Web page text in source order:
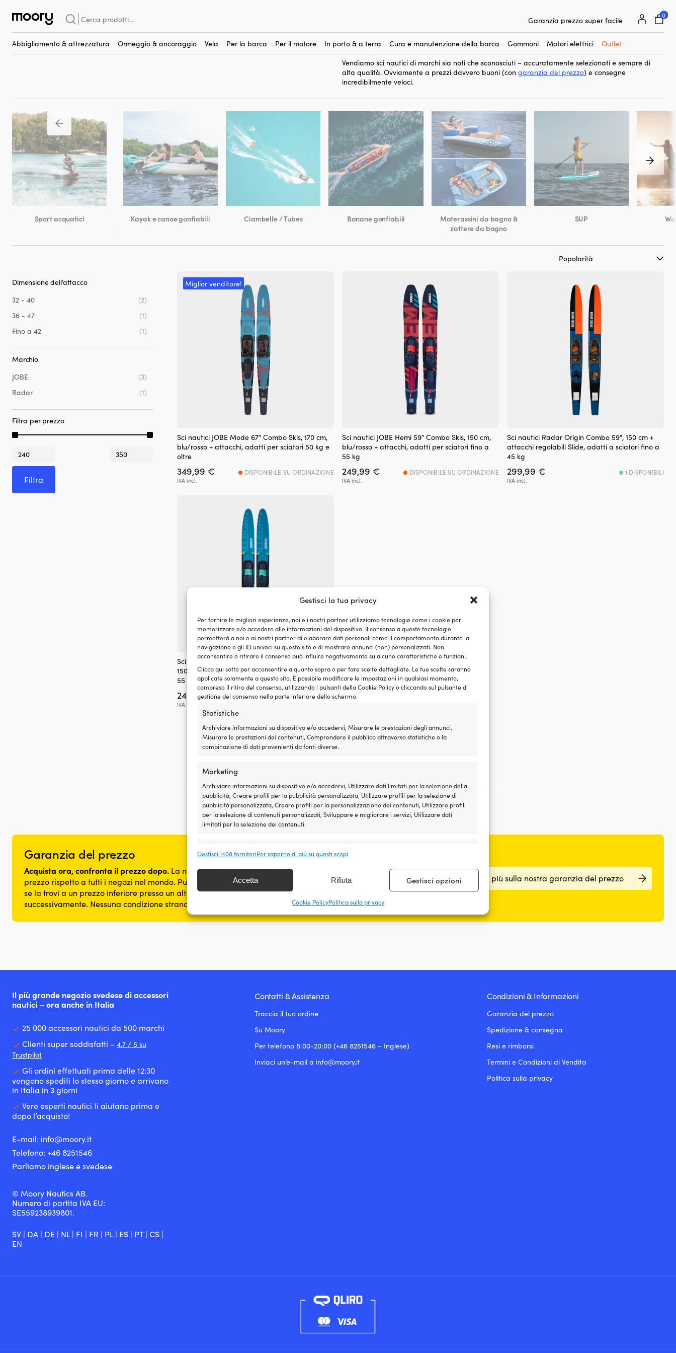
Gestisci la tua privacy
Per fornire le migliori esperienze, noi e i nostri partner utilizziamo tecnologie come i cookie per
memorizzare e/o accedere alle informazioni del dispositivo. Il consenso a queste tecnologie
permetterà a noi e ai nostri partner di elaborare dati personali come il comportamento durante la
navigazione o gli ID univoci su questo sito e di mostrare annunci (non) personalizzati. Non
acconsentire o ritirare il consenso può influire negativamente su alcune caratteristiche e funzioni.
Clicca qui sotto per acconsentire a quanto sopra o per fare scelte dettagliate. Le tue scelte saranno
applicate solamente a questo sito. È possibile modificare le impostazioni in qualsiasi momento,
compreso il ritiro del consenso, utilizzando i pulsanti della Cookie Policy o cliccando sul pulsante di
gestione del consenso nella parte inferiore dello schermo.
Statistiche
Archiviare informazioni su dispositivo e/o accedervi, Misurare le prestazioni degli annunci,
Misurare le prestazioni dei contenuti, Comprendere il pubblico attraverso statistiche o la
combinazione di dati provenienti da fonti diverse.
Marketing
Archiviare informazioni su dispositivo e/o accedervi, Utilizzare dati limitati per la selezione della
pubblicità, Creare profili per la pubblicità personalizzata, Utilizzare profili per la selezione di
pubblicità personalizzata, Creare profili per la personalizzazione dei contenuti, Utilizzare profili
per la selezione di contenuti personalizzati, Sviluppare e migliorare i servizi, Utilizzare dati
limitati per la selezione dei contenuti.
dispositivi, Identificare i dispositivi in base alle informazioni trasmesse
automaticamente.
Garantire la sicurezza, prevenire e rilevare frodi, correggere
errori, Erogare e presentare pubblicità e contenuto, Salvare e
Sempre attivo
Gestisci 1408 fornitoriPer saperne di più su questi scopi
Accetta Rifiuta Gestisci opzioni
Cookie PolicyPolitica sulla privacy
Cerca:
25 000 accessori nautici da 500 marchi
0
Abbigliamento & attrezzatura Ormeggio & ancoraggio Vela Per la barca Per il motore In porto & a terra Cura e manutenzione della barca Gommoni Motori elettrici Outlet
Sci nautici (4)
per la tua barca e la tua vita in barca – o per il cottage o il
capanno sul lago. Un paio di sci nautici è fantastico – è facile alzarsi in piedi così tutti possono
imparare ed è un’attività sociale e divertente per amici e famiglia. Se sei un sciatore più avanzato,
ovviamente lasci uno sci e ti sdrai nelle curve – in ogni caso abbiamo una gamma per tutti.
Vendiamo sci nautici di marchi sia noti che sconosciuti – accuratamente selezionati e sempre di
alta qualità. Ovviamente a prezzi davvero buoni (con garanzia del prezzo) e consegne
incredibilmente veloci.
Sport acquatici Kayak e canoe gonfiabili Ciambelle / Tubes Banane gonfiabili
Materassini da bagno &
zattere da bagno
SUP
Dimensione dell’attacco
32 - 40
(2)
36 - 47
(1)
Fino a 42
(1)
Marchio
JOBE
(3)
Radar
(1)
Filtra per prezzo
Prezzo
Min
Prezzo
Max
Filtra
Miglior venditore!
Sci nautici JOBE Mode 67″ Combo Skis, 170 cm,
blu/rosso + attacchi, adatti per sciatori 50 kg e
oltre
349,99 €
IVA incl.
DISPONIBILE SU ORDINAZIONE
Sci nautici JOBE Hemi 59″ Combo Skis, 150 cm,
blu/rosso + attacchi, adatti per sciatori fino a
55 kg
249,99 €
IVA incl.
DISPONIBILE SU ORDINAZIONE
Sci nautici Radar Origin Combo 59″, 150 cm +
attacchi regolabili Slide, adatti a sciatori fino a
45 kg
299,99 €
IVA incl.
1 DISPONIBILI
Sci nautici JOBE Allegre 59″ Combo Skis Teal,
150 cm, blu + attacchi, adatti per sciatori fino a
55 kg
249,99€
IVA incl.
DISPONIBILE SU ORDINAZIONE
Garanzia del prezzo
Acquista ora, confronta il prezzo dopo. La nostra garanzia del prezzo è molto semplice: adeguiamo il
prezzo rispetto a tutti i negozi nel mondo. Puoi acquistare la tua attrezzatura in tutta tranquillità già adesso –
se la trovi a un prezzo inferiore presso un altro negozio entro 14 giorni, adegueremo il prezzo
successivamente. Nessuna condizione strana.
Scopri di più sulla nostra garanzia del prezzo
Il più grande negozio svedese di accessori
nautici – ora anche in Italia
25 000 accessori nautici da 500 marchi
Clienti super soddisfatti – 4.7 / 5 su
Trustpilot
Gli ordini effettuati prima delle 12:30
vengono spediti lo stesso giorno e arrivano
in Italia in 3 giorni
Vere esperti nautici ti aiutano prima e
dopo l’acquisto!
E-mail: info@moory.it
Telefono: +46 8251546
Parliamo inglese e svedese
© Moory Nautics AB.
Numero di partita IVA EU:
SE559238939801.
SV | DA | DE | NL| FI | FR | PL| ES | PT| CS |
EN
Contatti & Assistenza
Traccia il tuo ordine
Su Moory
Per telefono 8:00-20:00 (+46 8251546 – Inglese)
Inviaci un’e-mail a info@moory.it
Condizioni & Informazioni
Garanzia del prezzo
Spedizione & consegna
Resi e rimborsi
Termini e Condizioni di Vendita
Politica sulla privacy